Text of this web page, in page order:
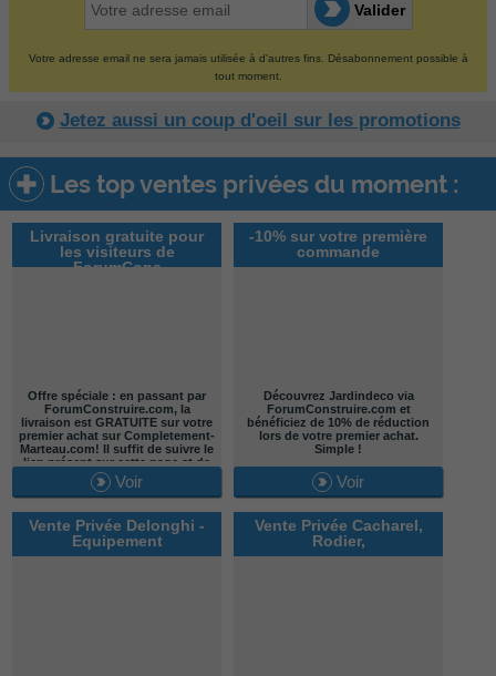
Valider
Votre adresse email ne sera jamais utilisée à d'autres fins. Désabonnement possible à
tout moment.
Jetez aussi un coup d'oeil sur les promotions
Les top ventes privées du moment :
Livraison gratuite pour
les visiteurs de
ForumCons
Offre spéciale : en passant par
ForumConstruire.com, la
livraison est GRATUITE sur votre
premier achat sur Completement-
Marteau.com! Il suffit de suivre le
lien présent sur cette page et de
vous inscrire. Vous serez alors
notre filleul et la livraison de votre
première commande sera gratuite
:)
Voir
-10% sur votre première
commande
Découvrez Jardindeco via
ForumConstruire.com et
bénéficiez de 10% de réduction
lors de votre premier achat.
Simple !
Voir
Vente Privée Delonghi -
Equipement
Vente Privée Cacharel,
Rodier,